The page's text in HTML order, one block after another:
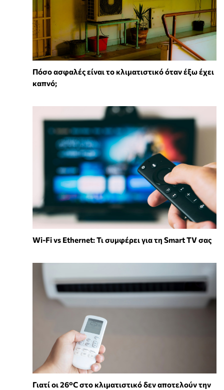
Πόσο ασφαλές είναι το κλιματιστικό όταν έξω έχει
καπνό;
Wi-Fi vs Ethernet: Τι συμφέρει για τη Smart TV σας
Γιατί οι 26°C στο κλιματιστικό δεν αποτελούν την